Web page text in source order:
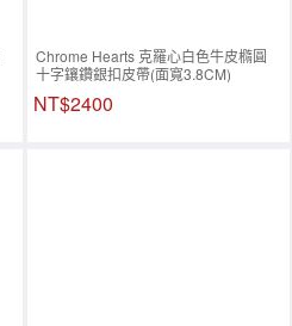
Chrome Hearts 克羅心白色牛皮橢圓
十字鑲鑽銀扣皮帶(面寬3.8CM)
NT$2400